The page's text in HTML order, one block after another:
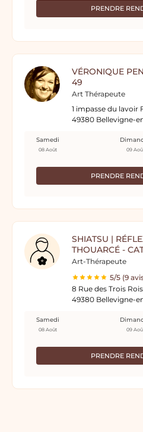
PRENDRE
VÉRONIQUE
49
Art Thérapeute
1 impasse du lavoir
49380 Bellevigne-
PRENDRE
Samedi
08 Août 09
SHIATSU |
THOUARCÉ -
Art-Thérapeute
5/5 (9
8 Rue des Trois Rois
49380 Bellevigne-
PRENDRE
Samedi
08 Août 09